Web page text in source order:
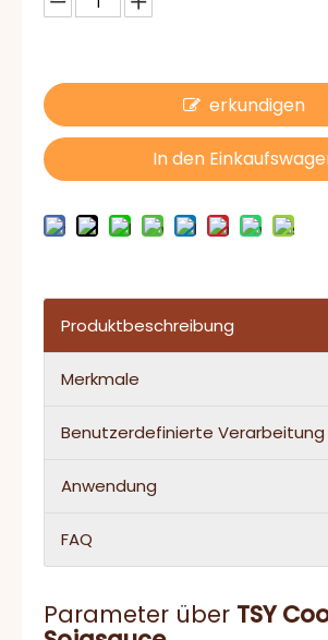
erkundigen
In den
Produktbeschreibung
Merkmale
Benutzerdefinierte Verarbeitung
Anwendung
FAQ
Parameter über TSY